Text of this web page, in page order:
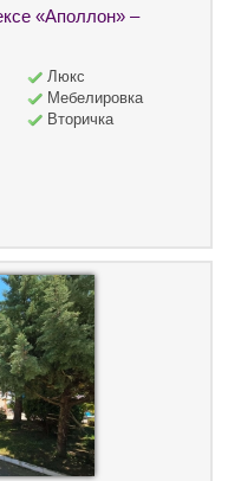
«Аполлон» –
Люкс
Мебелировка
Вторичка